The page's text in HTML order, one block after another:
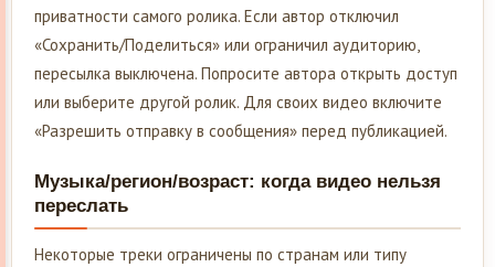
приватности самого ролика. Если автор отключил
«Сохранить/Поделиться» или ограничил аудиторию,
пересылка выключена. Попросите автора открыть доступ
или выберите другой ролик. Для своих видео включите
«Разрешить отправку в сообщения» перед публикацией.
Музыка/регион/возраст: когда видео нельзя
переслать
Некоторые треки ограничены по странам или типу